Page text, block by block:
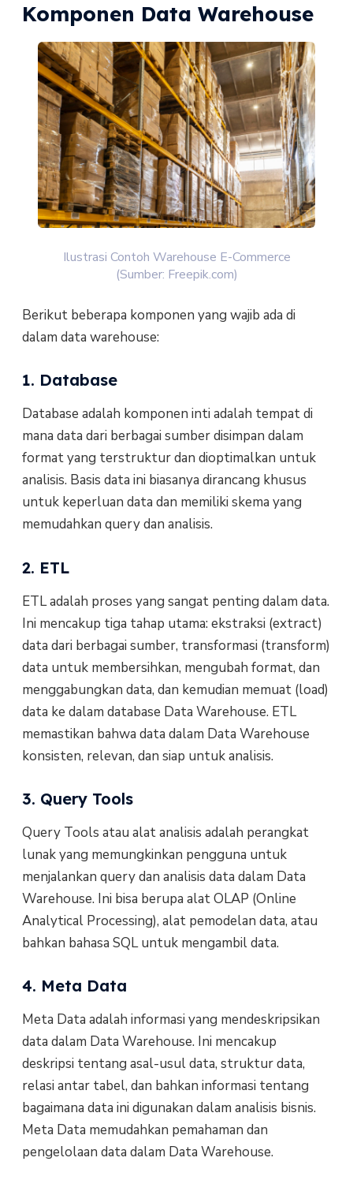
Komponen Data Warehouse
Ilustrasi Contoh Warehouse E-Commerce
(Sumber: Freepik.com)
Berikut beberapa komponen yang wajib ada di
dalam data warehouse:
1. Database
Database adalah komponen inti adalah tempat di
mana data dari berbagai sumber disimpan dalam
format yang terstruktur dan dioptimalkan untuk
analisis. Basis data ini biasanya dirancang khusus
untuk keperluan data dan memiliki skema yang
memudahkan query dan analisis.
2. ETL
ETL adalah proses yang sangat penting dalam data.
Ini mencakup tiga tahap utama: ekstraksi (extract)
data dari berbagai sumber, transformasi (transform)
data untuk membersihkan, mengubah format, dan
menggabungkan data, dan kemudian memuat (load)
data ke dalam database Data Warehouse. ETL
memastikan bahwa data dalam Data Warehouse
konsisten, relevan, dan siap untuk analisis.
3. Query Tools
Query Tools atau alat analisis adalah perangkat
lunak yang memungkinkan pengguna untuk
menjalankan query dan analisis data dalam Data
Warehouse. Ini bisa berupa alat OLAP (Online
Analytical Processing), alat pemodelan data, atau
bahkan bahasa SQL untuk mengambil data.
4. Meta Data
Meta Data adalah informasi yang mendeskripsikan
data dalam Data Warehouse. Ini mencakup
deskripsi tentang asal-usul data, struktur data,
relasi antar tabel, dan bahkan informasi tentang
bagaimana data ini digunakan dalam analisis bisnis.
Meta Data memudahkan pemahaman dan
pengelolaan data dalam Data Warehouse.